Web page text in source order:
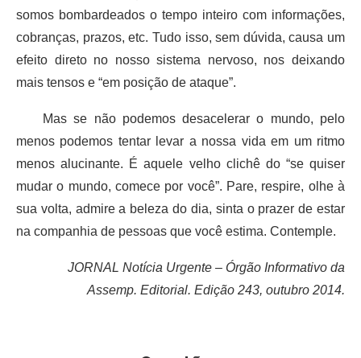
somos bombardeados o tempo inteiro com informações,
cobranças, prazos, etc. Tudo isso, sem dúvida, causa um
efeito direto no nosso sistema nervoso, nos deixando
mais tensos e “em posição de ataque”.
Mas se não podemos desacelerar o mundo, pelo
menos podemos tentar levar a nossa vida em um ritmo
menos alucinante. É aquele velho clichê do “se quiser
mudar o mundo, comece por você”. Pare, respire, olhe à
sua volta, admire a beleza do dia, sinta o prazer de estar
na companhia de pessoas que você estima. Contemple.
JORNAL Notícia Urgente – Órgão Informativo da
Assemp. Editorial. Edição 243, outubro 2014.